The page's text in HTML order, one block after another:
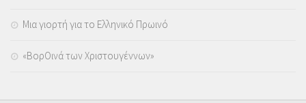
Μια γιορτή για το Ελληνικό Πρωινό
«ΒορΟινά των Χριστουγέννων»